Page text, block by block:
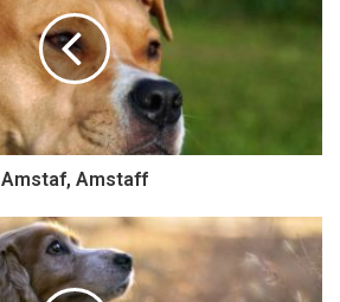
Amstaf, Amstaff